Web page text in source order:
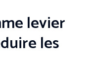
levier
les